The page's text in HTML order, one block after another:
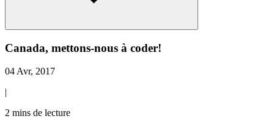
Canada, mettons-nous à coder!
04 Avr, 2017
|
2 mins de lecture